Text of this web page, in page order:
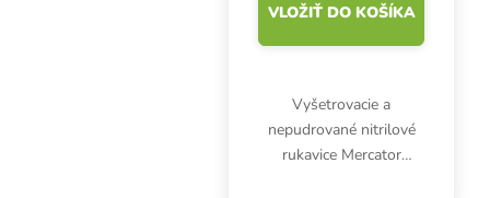
VLOŽIŤ DO KOŠÍKA
Vyšetrovacie a
nepudrované nitrilové
rukavice Mercator